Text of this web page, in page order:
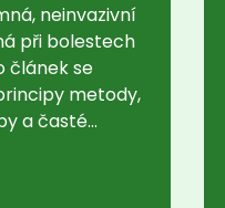
neinvazivní
při bolestech
článek se
metody,
a časté
kteří hledají